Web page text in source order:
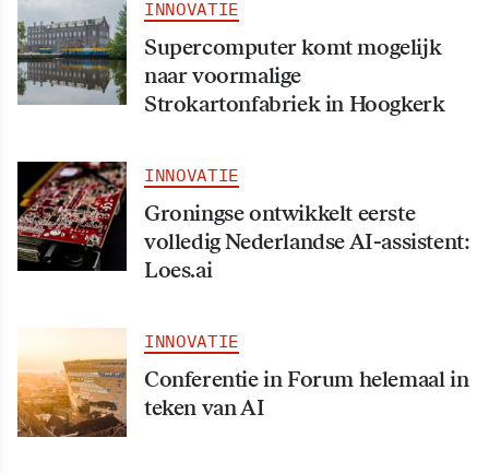
INNOVATIE
Supercomputer komt mogelijk
naar voormalige
Strokartonfabriek in Hoogkerk
INNOVATIE
Groningse ontwikkelt eerste
volledig Nederlandse AI-assistent:
Loes.ai
INNOVATIE
Conferentie in Forum helemaal in
teken van AI